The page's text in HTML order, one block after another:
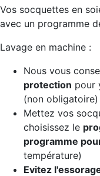
Vos socquettes en
avec un programme
Lavage en machine :
Nous vous
protection pour
(non obligatoire)
Mettez vos
choisissez le
programme
température)
Evitez